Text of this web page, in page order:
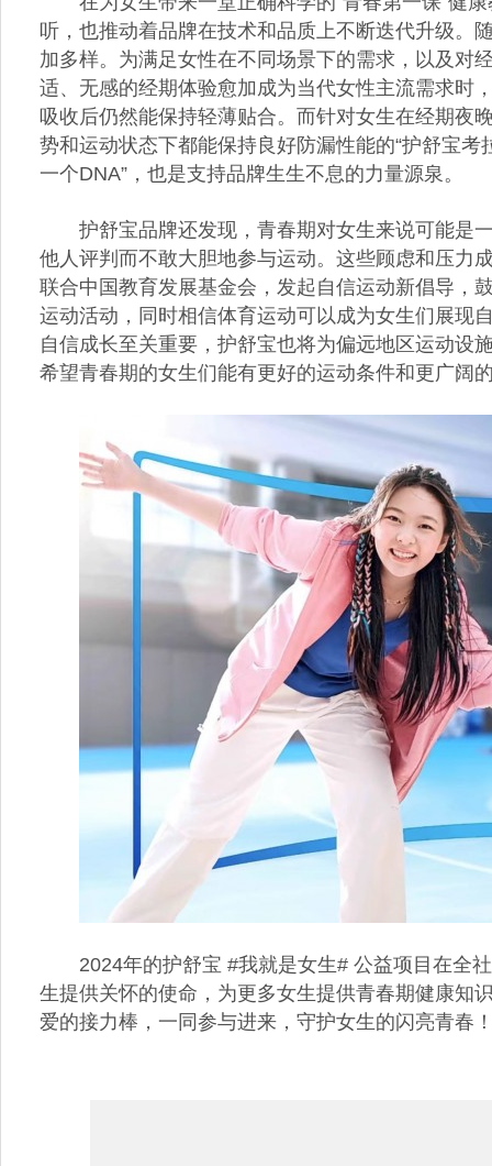
听，也推动着品牌在技术和品质上不断迭代升级。
加多样。为满足女性在不同场景下的需求，以及对
适、无感的经期体验愈加成为当代女性主流需求时
吸收后仍然能保持轻薄贴合。而针对女生在经期夜
势和运动状态下都能保持良好防漏性能的“护舒宝
一个DNA”，也是支持品牌生生不息的力量源泉。
护舒宝品牌还发现，青春期对女生来说可能是
他人评判而不敢大胆地参与运动。这些顾虑和压力
联合中国教育发展基金会，发起自信运动新倡导，
运动活动，同时相信体育运动可以成为女生们展现
自信成长至关重要，护舒宝也将为偏远地区运动设
希望青春期的女生们能有更好的运动条件和更广阔
2024年的护舒宝 #我就是女生# 公益项目在全
生提供关怀的使命，为更多女生提供青春期健康知
爱的接力棒，一同参与进来，守护女生的闪亮青春